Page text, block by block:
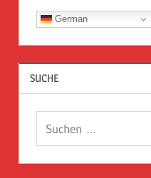
German
SUCHE